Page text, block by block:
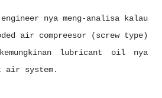
nya meng-analisa kalau
air compreesor (screw type)
kemungkinan lubricant oil nya
air system.